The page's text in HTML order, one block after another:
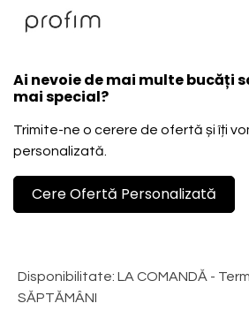
Ai nevoie de mai multe bucăți
mai special?
Trimite-ne o cerere de ofertă și îți
personalizată.
Cere Ofertă Personalizată
Disponibilitate: LA COMANDĂ -
SĂPTĂMÂNI